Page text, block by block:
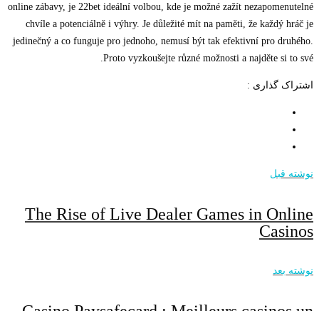
online zábavy, je 22bet ideální volbou, kde je možné zažít nezapomenutelné
chvíle a potenciálně i výhry. Je důležité mít na paměti, že každý hráč je
jedinečný a co funguje pro jednoho, nemusí být tak efektivní pro druhého.
Proto vyzkoušejte různé možnosti a najděte si to své.
اشتراک گذاری :
نوشته قبل
The Rise of Live Dealer Games in Online
Casinos
نوشته بعد